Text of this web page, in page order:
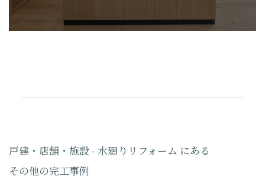
戸建・店舗・施設 - 水廻りリフォーム にある
その他の完工事例